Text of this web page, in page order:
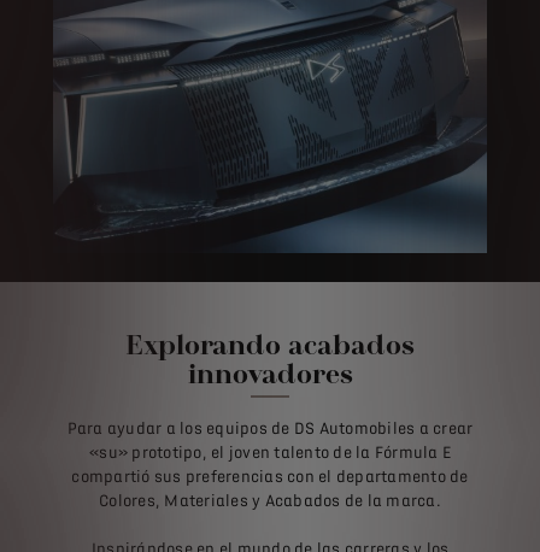
Explorando acabados
innovadores
Para ayudar a los equipos de DS Automobiles a crear
«su» prototipo, el joven talento de la Fórmula E
compartió sus preferencias con el departamento de
Colores, Materiales y Acabados de la marca.